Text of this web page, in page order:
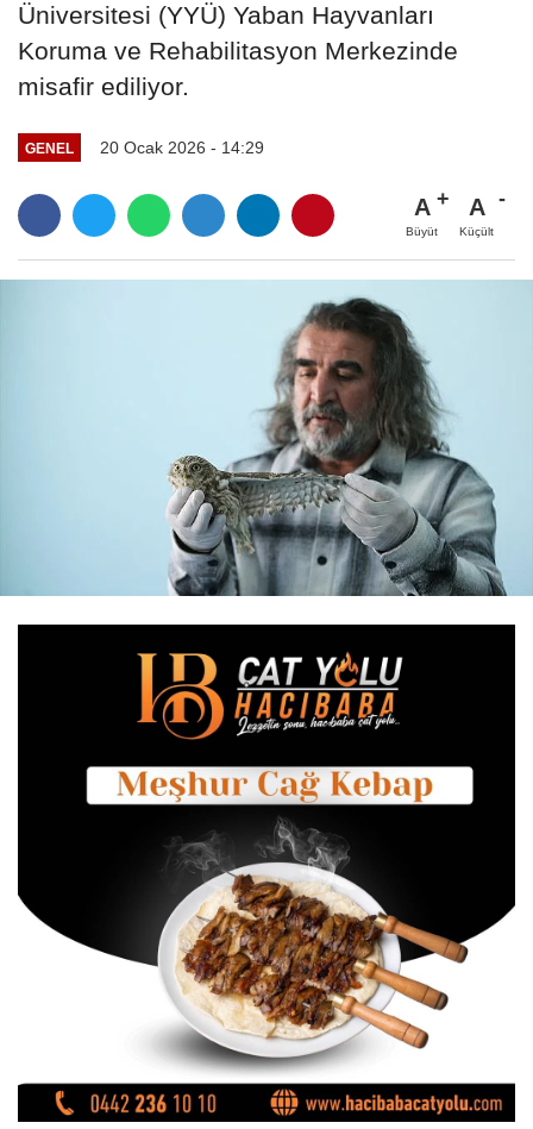
Üniversitesi (YYÜ) Yaban Hayvanları
Koruma ve Rehabilitasyon Merkezinde
misafir ediliyor.
GENEL 20 Ocak 2026 - 14:29
A
Büyüt
A
Küçült